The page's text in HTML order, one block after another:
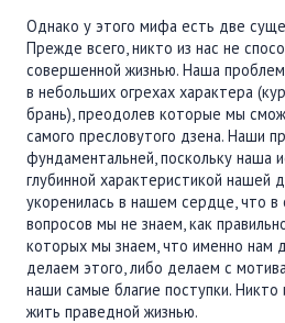
Однако у этого мифа есть две
Прежде всего, никто из нас не
совершенной жизнью. Наша
в небольших огрехах характера
брань), преодолев которые мы
самого пресловутого дзена. Наши
фундаментальней, поскольку наша
глубинной характеристикой нашей
укоренилась в нашем сердце, что в
вопросов мы не знаем, как
которых мы знаем, что именно нам
делаем этого, либо делаем с
наши самые благие поступки. Никто
жить праведной жизнью.